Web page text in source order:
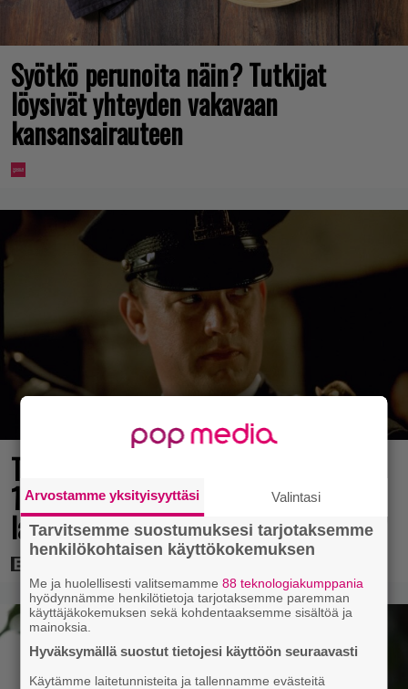
Syötkö perunoita näin? Tutkijat
löysivät yhteyden vakavaan
kansansairauteen
Tänään tv:ssä: Loistoleffa vuodelta
1999 – Stephen King ja Tom Hanks
laadun takeina
Arvostamme yksityisyyttäsi Valintasi
Tarvitsemme suostumuksesi tarjotaksemme
henkilökohtaisen käyttökokemuksen
Me ja huolellisesti valitsemamme88 teknologiakumppania
hyödynnämme henkilötietoja tarjotaksemme paremman
käyttäjäkokemuksen sekä kohdentaaksemme sisältöä ja
mainoksia.
Hyväksymällä suostut tietojesi käyttöön seuraavasti
Käytämme laitetunnisteita ja tallennamme evästeitä